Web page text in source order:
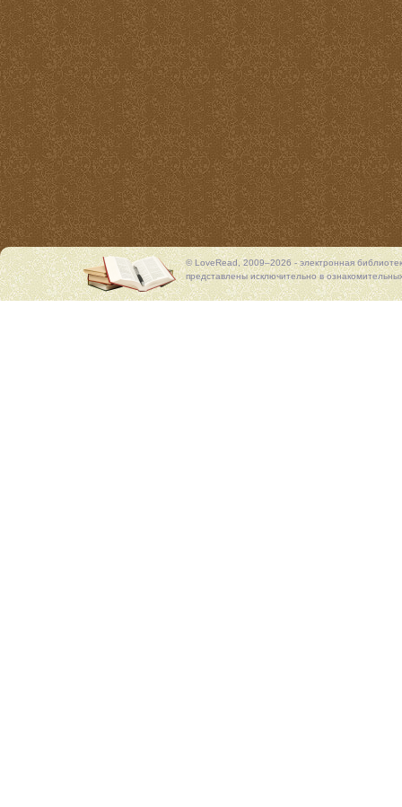
© LoveRead, 2009–2026 - электронная
представлены исключительно в